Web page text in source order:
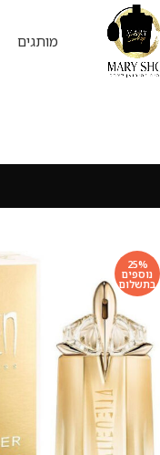
מותגים
25%
נוספים
בתשלום